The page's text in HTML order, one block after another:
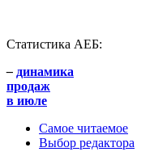
Статистика АЕБ:
– динамика
продаж
в июле
Самое читаемое
Выбор редактора